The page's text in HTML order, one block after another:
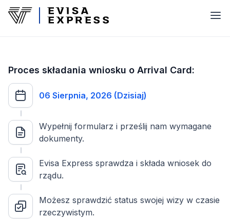
Proces składania wniosku o Arrival Card:
06 Sierpnia, 2026 (Dzisiaj)
Wypełnij formularz i prześlij nam wymagane
dokumenty.
Evisa Express sprawdza i składa wniosek do
rządu.
Możesz sprawdzić status swojej wizy w czasie
rzeczywistym.